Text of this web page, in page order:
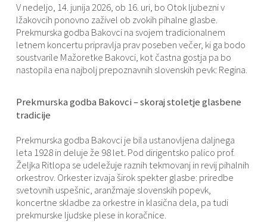
V nedeljo, 14. junija 2026, ob 16. uri, bo Otok ljubezni v
Ižakovcih ponovno zaživel ob zvokih pihalne glasbe.
Prekmurska godba Bakovci na svojem tradicionalnem
letnem koncertu pripravlja prav poseben večer, ki ga bodo
soustvarile Mažoretke Bakovci, kot častna gostja pa bo
nastopila ena najbolj prepoznavnih slovenskih pevk: Regina.
Prekmurska godba Bakovci – skoraj stoletje glasbene
tradicije
Prekmurska godba Bakovci je bila ustanovljena daljnega
leta 1928 in deluje že 98 let. Pod dirigentsko palico prof.
Željka Ritlopa se udeležuje raznih tekmovanj in revij pihalnih
orkestrov. Orkester izvaja širok spekter glasbe: priredbe
svetovnih uspešnic, aranžmaje slovenskih popevk,
koncertne skladbe za orkestre in klasična dela, pa tudi
prekmurske ljudske plese in koračnice.